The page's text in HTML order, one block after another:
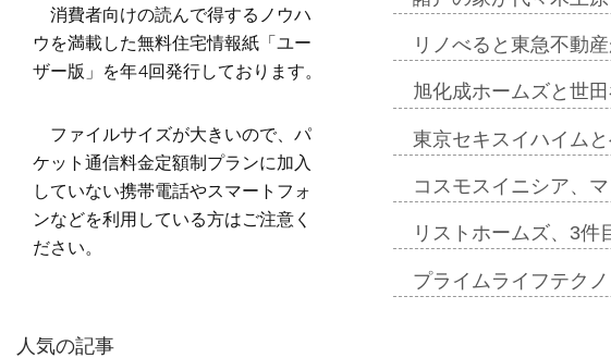
リノべると東急不動
旭化成ホームズと世
東京セキスイハイム
コスモスイニシア、
リストホームズ、3
プライムライフテク
消費者向けの読んで得するノウハ
ウを満載した無料住宅情報紙「ユー
ザー版」を年4回発行しております。
ファイルサイズが大きいので、パ
ケット通信料金定額制プランに加入
していない携帯電話やスマートフォ
ンなどを利用している方はご注意く
ださい。
人気の記事